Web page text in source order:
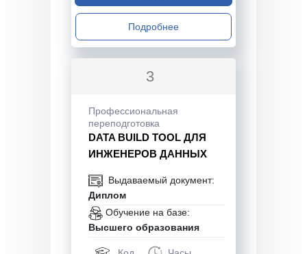
Подробнее
3
Профессиональная
переподготовка
DATA BUILD TOOL ДЛЯ
ИНЖЕНЕРОВ ДАННЫХ
Выдаваемый документ:
Диплом
Обучение на базе:
Высшего образования